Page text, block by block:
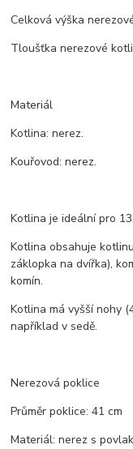
Celková výška
Tloušťka nerezové
Materiál
Kotlina: nerez.
Kouřovod: nerez.
Kotlina je ideální pro
Kotlina obsahuje
záklopka na dvířka),
komín.
Kotlina má vyšší nohy
například v sedě.
Nerezová poklice
Průměr poklice: 41 cm
Materiál: nerez s